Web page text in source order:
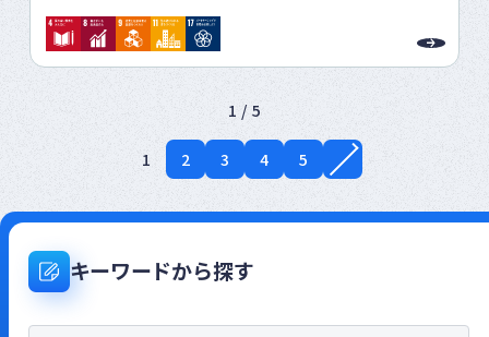
受け講義・出前授業を行なっており、これ
からも老若男女問わず多くの人に介護予
方針: 透明性のある経営を実施し、倫理的
なビジネス慣行を遵守します。地域社会と
みを行ないます。
SDG 17: パートナーシップで目標を達成
方針: 他の企業や団体との連携を強化し、
経済のないところに持続可能性はありませ
ん。当社は様々な地方の当事者となり各地
1 / 5
1 2 3 4 5
キーワードから探す